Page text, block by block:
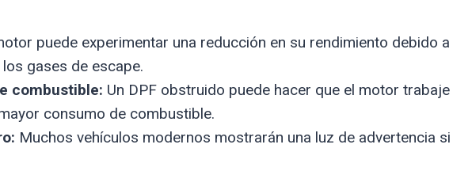
puede experimentar una reducción en su rendimiento debido a
gases de escape.
combustible: Un DPF obstruido puede hacer que el motor trabaje
consumo de combustible.
Muchos vehículos modernos mostrarán una luz de advertencia si